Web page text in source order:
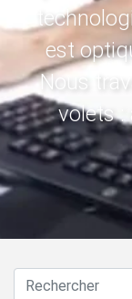
est
Nous
volets :